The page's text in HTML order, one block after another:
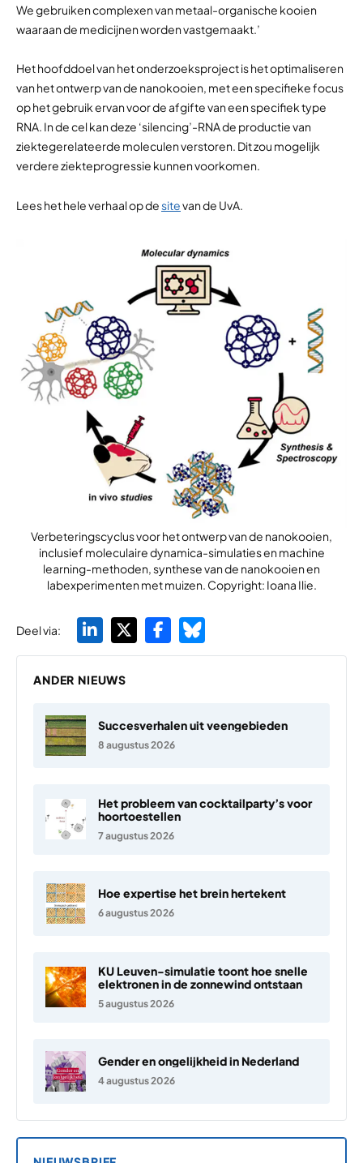
We gebruiken complexen van metaal-organische kooien
waaraan de medicijnen worden vastgemaakt.’
Het hoofddoel van het onderzoeksproject is het optimaliseren
van het ontwerp van de nanokooien, met een specifieke focus
op het gebruik ervan voor de afgifte van een specifiek type
RNA. In de cel kan deze ‘silencing’-RNA de productie van
ziektegerelateerde moleculen verstoren. Dit zou mogelijk
verdere ziekteprogressie kunnen voorkomen.
Lees het hele verhaal op de sitevan de UvA.
Verbeteringscyclus voor het ontwerp van de nanokooien,
inclusief moleculaire dynamica-simulaties en machine
learning-methoden, synthese van de nanokooien en
labexperimenten met muizen. Copyright: Ioana Ilie.
Deel via:
ANDER NIEUWS
Succesverhalen uit veengebieden
8 augustus 2026
Het probleem van cocktailparty’s voor
hoortoestellen
7 augustus 2026
Hoe expertise het brein hertekent
6 augustus 2026
KU Leuven-simulatie toont hoe snelle
elektronen in de zonnewind ontstaan
5 augustus 2026
Gender en ongelijkheid in Nederland
4 augustus 2026